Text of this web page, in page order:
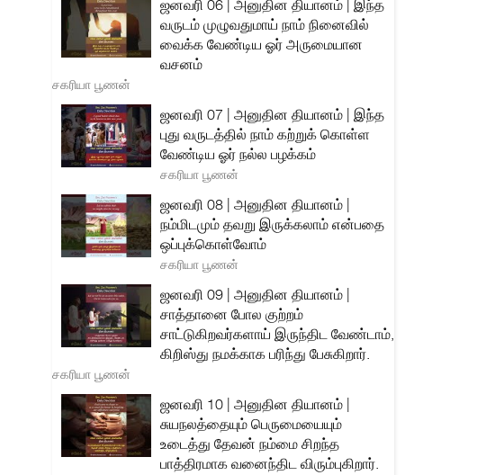
ஜனவரி 06 | அனுதின தியானம் | இந்த
வருடம் முழுவதுமாய் நாம் நினைவில்
வைக்க வேண்டிய ஓர் அருமையான
வசனம்
சகரியா பூணன்
ஜனவரி 07 | அனுதின தியானம் | இந்த
புது வருடத்தில் நாம் கற்றுக் கொள்ள
வேண்டிய ஓர் நல்ல பழக்கம்
சகரியா பூணன்
ஜனவரி 08 | அனுதின தியானம் |
நம்மிடமும் தவறு இருக்கலாம் என்பதை
ஒப்புக்கொள்வோம்
சகரியா பூணன்
ஜனவரி 09 | அனுதின தியானம் |
சாத்தானை போல குற்றம்
சாட்டுகிறவர்களாய் இருந்திட வேண்டாம்,
கிறிஸ்து நமக்காக பரிந்து பேசுகிறார்.
சகரியா பூணன்
ஜனவரி 10 | அனுதின தியானம் |
சுயநலத்தையும் பெருமையையும்
உடைத்து தேவன் நம்மை சிறந்த
பாத்திரமாக வனைந்திட விரும்புகிறார்.